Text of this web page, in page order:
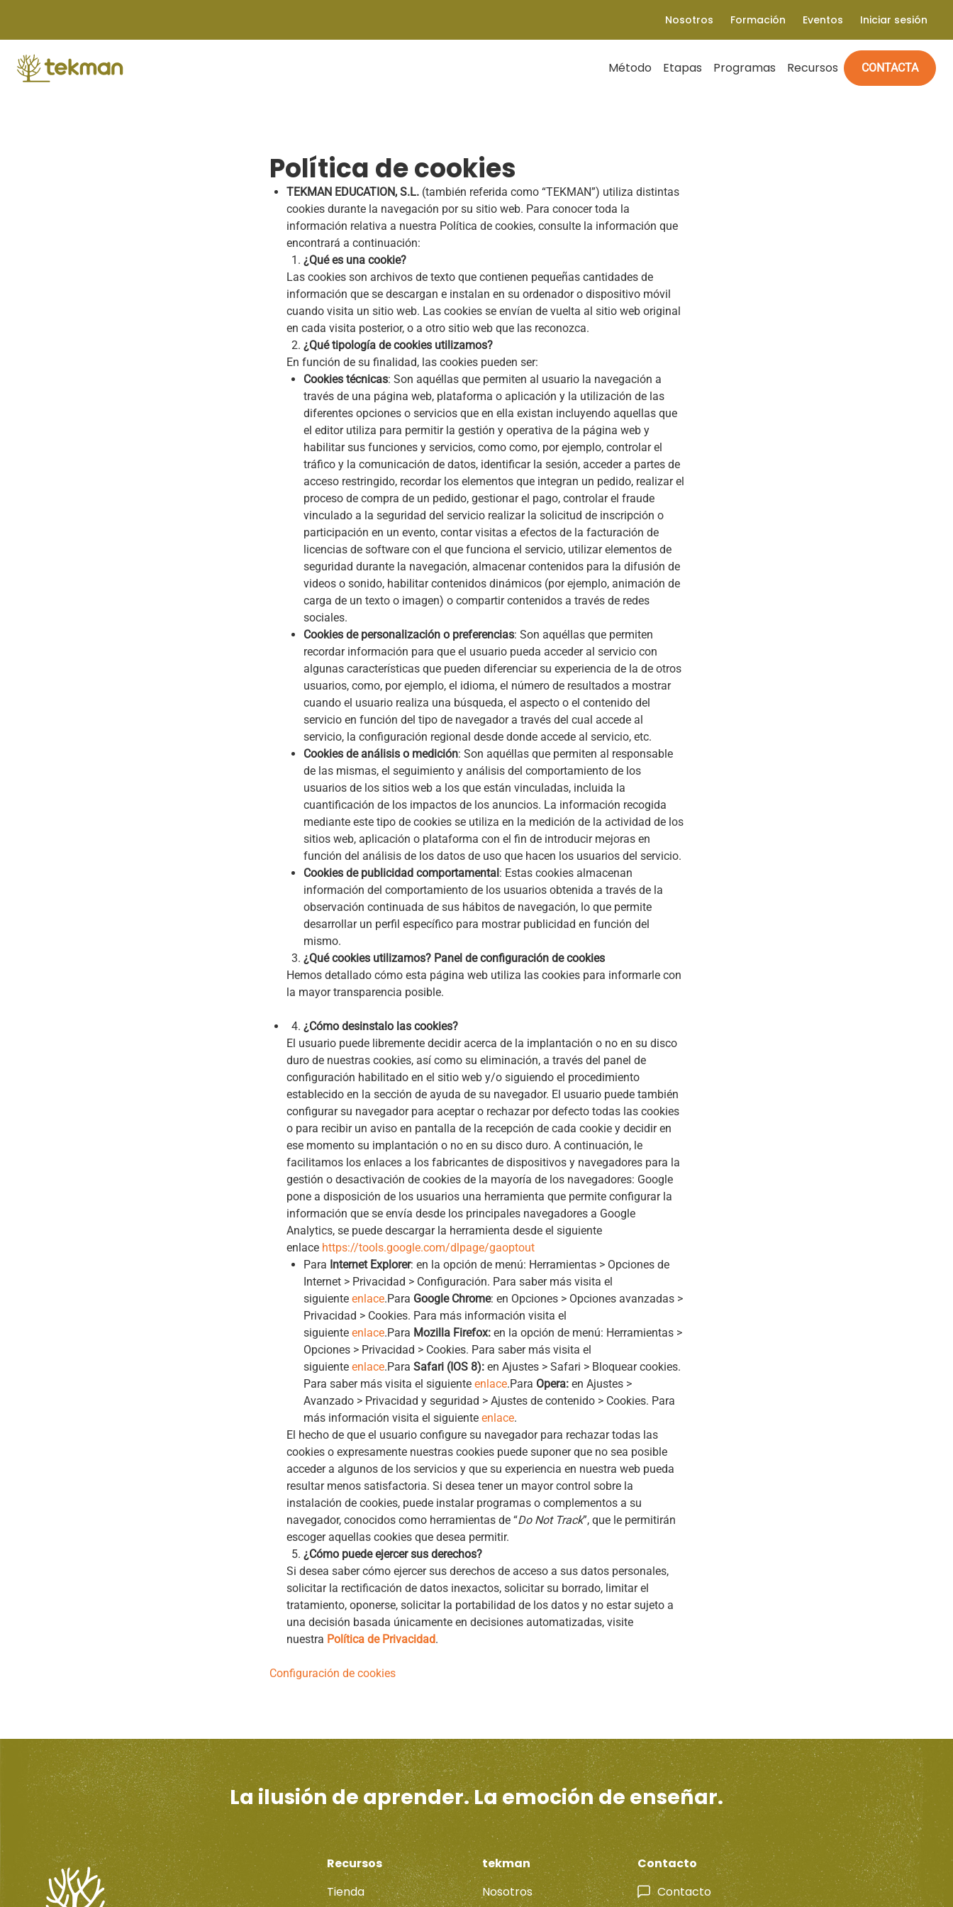
content
Nosotros Formación Eventos Iniciar sesión
Método Etapas Programas Recursos CONTACTA
Política de cookies
TEKMAN EDUCATION, S.L.(también referida como “TEKMAN”) utiliza distintas
cookies durante la navegación por su sitio web. Para conocer toda la
información relativa a nuestra Política de cookies, consulte la información que
encontrará a continuación:
¿Qué es una cookie?
Las cookies son archivos de texto que contienen pequeñas cantidades de
información que se descargan e instalan en su ordenador o dispositivo móvil
cuando visita un sitio web. Las cookies se envían de vuelta al sitio web original
en cada visita posterior, o a otro sitio web que las reconozca.
¿Qué tipología de cookies utilizamos?
En función de su finalidad, las cookies pueden ser:
Cookies técnicas: Son aquéllas que permiten al usuario la navegación a
través de una página web, plataforma o aplicación y la utilización de las
diferentes opciones o servicios que en ella existan incluyendo aquellas que
el editor utiliza para permitir la gestión y operativa de la página web y
habilitar sus funciones y servicios, como como, por ejemplo, controlar el
tráfico y la comunicación de datos, identificar la sesión, acceder a partes de
acceso restringido, recordar los elementos que integran un pedido, realizar el
proceso de compra de un pedido, gestionar el pago, controlar el fraude
vinculado a la seguridad del servicio realizar la solicitud de inscripción o
participación en un evento, contar visitas a efectos de la facturación de
licencias de software con el que funciona el servicio, utilizar elementos de
seguridad durante la navegación, almacenar contenidos para la difusión de
videos o sonido, habilitar contenidos dinámicos (por ejemplo, animación de
carga de un texto o imagen) o compartir contenidos a través de redes
sociales.
Cookies de personalización o preferencias: Son aquéllas que permiten
recordar información para que el usuario pueda acceder al servicio con
algunas características que pueden diferenciar su experiencia de la de otros
usuarios, como, por ejemplo, el idioma, el número de resultados a mostrar
cuando el usuario realiza una búsqueda, el aspecto o el contenido del
servicio en función del tipo de navegador a través del cual accede al
servicio, la configuración regional desde donde accede al servicio, etc.
Cookies de análisis o medición: Son aquéllas que permiten al responsable
de las mismas, el seguimiento y análisis del comportamiento de los
usuarios de los sitios web a los que están vinculadas, incluida la
cuantificación de los impactos de los anuncios. La información recogida
mediante este tipo de cookies se utiliza en la medición de la actividad de los
sitios web, aplicación o plataforma con el fin de introducir mejoras en
función del análisis de los datos de uso que hacen los usuarios del servicio.
Cookies de publicidad comportamental: Estas cookies almacenan
información del comportamiento de los usuarios obtenida a través de la
observación continuada de sus hábitos de navegación, lo que permite
desarrollar un perfil específico para mostrar publicidad en función del
mismo.
¿Qué cookies utilizamos? Panel de configuración de cookies
Hemos detallado cómo esta página web utiliza las cookies para informarle con
la mayor transparencia posible.
¿Cómo desinstalo las cookies?
El usuario puede libremente decidir acerca de la implantación o no en su disco
duro de nuestras cookies, así como su eliminación, a través del panel de
configuración habilitado en el sitio web y/o siguiendo el procedimiento
establecido en la sección de ayuda de su navegador. El usuario puede también
configurar su navegador para aceptar o rechazar por defecto todas las cookies
o para recibir un aviso en pantalla de la recepción de cada cookie y decidir en
ese momento su implantación o no en su disco duro. A continuación, le
facilitamos los enlaces a los fabricantes de dispositivos y navegadores para la
gestión o desactivación de cookies de la mayoría de los navegadores: Google
pone a disposición de los usuarios una herramienta que permite configurar la
información que se envía desde los principales navegadores a Google
Analytics, se puede descargar la herramienta desde el siguiente
enlace https://tools.google.com/dlpage/gaoptout
Para Internet Explorer: en la opción de menú: Herramientas > Opciones de
Internet > Privacidad > Configuración. Para saber más visita el
siguiente enlace.Para Google Chrome: en Opciones > Opciones avanzadas >
Privacidad > Cookies. Para más información visita el
siguiente enlace.Para Mozilla Firefox:en la opción de menú: Herramientas >
Opciones > Privacidad > Cookies. Para saber más visita el
siguiente enlace.Para Safari (IOS 8): en Ajustes > Safari > Bloquear cookies.
Para saber más visita el siguiente enlace.Para Opera:en Ajustes >
Avanzado > Privacidad y seguridad > Ajustes de contenido > Cookies. Para
más información visita el siguiente enlace.
El hecho de que el usuario configure su navegador para rechazar todas las
cookies o expresamente nuestras cookies puede suponer que no sea posible
acceder a algunos de los servicios y que su experiencia en nuestra web pueda
resultar menos satisfactoria. Si desea tener un mayor control sobre la
instalación de cookies, puede instalar programas o complementos a su
navegador, conocidos como herramientas de “Do Not Track”, que le permitirán
escoger aquellas cookies que desea permitir.
¿Cómo puede ejercer sus derechos?
Si desea saber cómo ejercer sus derechos de acceso a sus datos personales,
solicitar la rectificación de datos inexactos, solicitar su borrado, limitar el
tratamiento, oponerse, solicitar la portabilidad de los datos y no estar sujeto a
una decisión basada únicamente en decisiones automatizadas, visite
nuestra Política de Privacidad.
Configuración de cookies
La ilusión de aprender. La emoción de enseñar.
Recursos
Tienda
tekman
Nosotros
Contacto
Contacto